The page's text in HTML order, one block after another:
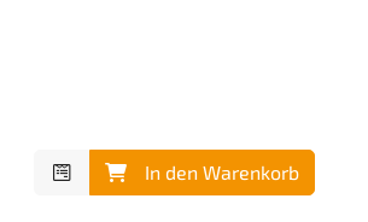
In den Warenkorb